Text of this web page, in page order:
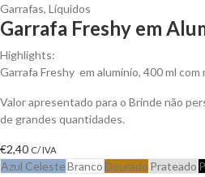
Garrafas, Líquidos
Garrafa Freshy em
Highlights:
Garrafa Freshy em alumínio, 400 ml
Valor apresentado para o Brinde não
de grandes quantidades.
€2,40 C/ IVA
Azul CelesteBranco Dourado Prateado